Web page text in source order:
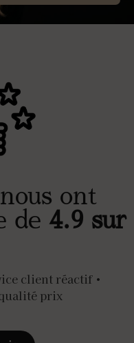
ont
de 4.9 sur
client réactif •
prix